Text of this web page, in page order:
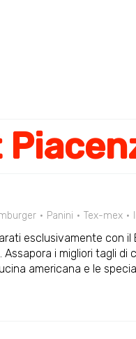
Panini Tex-mex
esclusivamente con
i migliori tagli di
americana e le